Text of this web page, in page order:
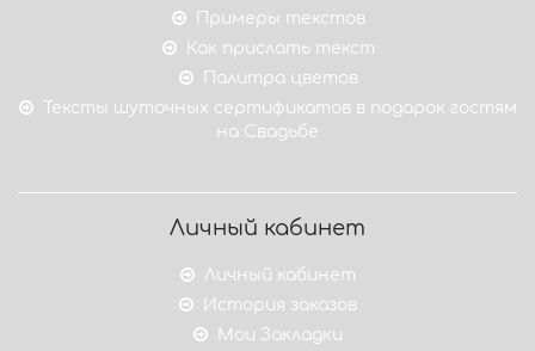
Примеры текстов
Как прислать текст
Палитра цветов
Тексты шуточных сертификатов в подарок гостям
на Свадьбе
Личный кабинет
Личный кабинет
История заказов
Мои Закладки